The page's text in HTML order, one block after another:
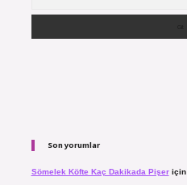
Son yorumlar
Sömelek Köfte Kaç Dakikada Pişeriçin